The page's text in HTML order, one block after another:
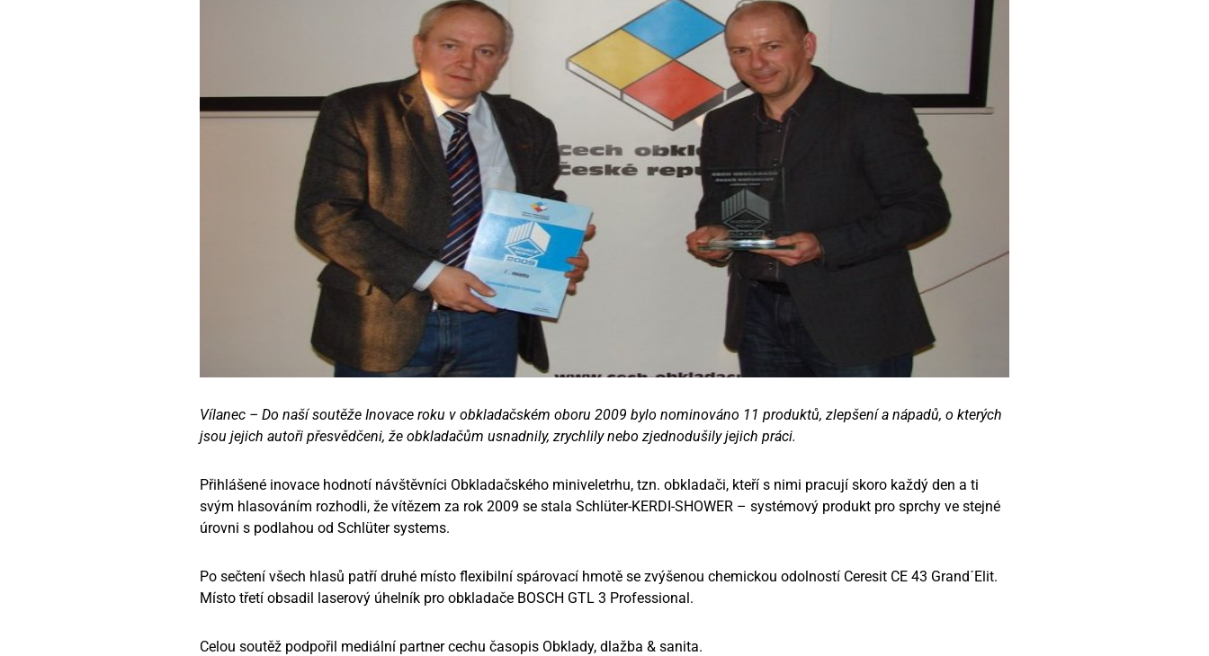
Vílanec – Do naší soutěže Inovace roku v obkladačském oboru 2009 bylo nominováno 11 produktů, zlepšení a nápadů, o kterých
jsou jejich autoři přesvědčeni, že obkladačům usnadnily, zrychlily nebo zjednodušily jejich práci.
Přihlášené inovace hodnotí návštěvníci Obkladačského miniveletrhu, tzn. obkladači, kteří s nimi pracují skoro každý den a ti
svým hlasováním rozhodli, že vítězem za rok 2009 se stala Schlüter-KERDI-SHOWER – systémový produkt pro sprchy ve stejné
úrovni s podlahou od Schlüter systems.
Po sečtení všech hlasů patří druhé místo flexibilní spárovací hmotě se zvýšenou chemickou odolností Ceresit CE 43 Grand´Elit.
Místo třetí obsadil laserový úhelník pro obkladače BOSCH GTL 3 Professional.
Celou soutěž podpořil mediální partner cechu časopis Obklady, dlažba & sanita.